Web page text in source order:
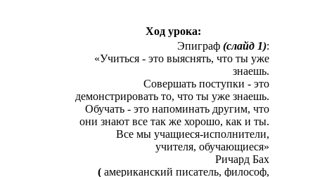
Ход урока:
Эпиграф(слайд 1):
«Учиться - это выяснять, что ты уже
знаешь.
Совершать поступки - это
демонстрировать то, что ты уже знаешь.
Обучать - это напоминать другим, что
они знают все так же хорошо, как и ты.
Все мы учащиеся-исполнители,
учителя, обучающиеся»
Ричард Бах
( американский писатель,философ,